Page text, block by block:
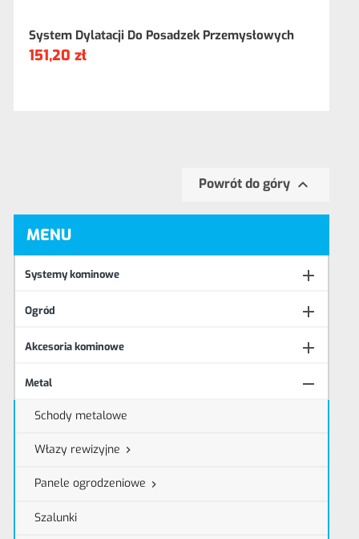
System Dylatacji Do Posadzek Przemysłowych
151,20 zł
Powrót do góry 
MENU
Systemy kominowe 
Ogród 
Akcesoria kominowe 
Metal 
Schody metalowe
Włazy rewizyjne 
Panele ogrodzeniowe 
Szalunki